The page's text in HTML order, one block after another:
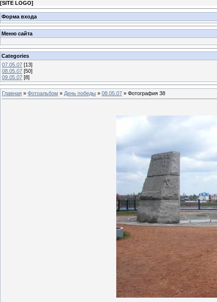
[SITE LOGO]
Форма входа
Меню сайта
Categories
07.05.07 [13]
08.05.07 [50]
09.05.07 [8]
Главная » Фотоальбом » День победы » 08.05.07 » Фотография 38